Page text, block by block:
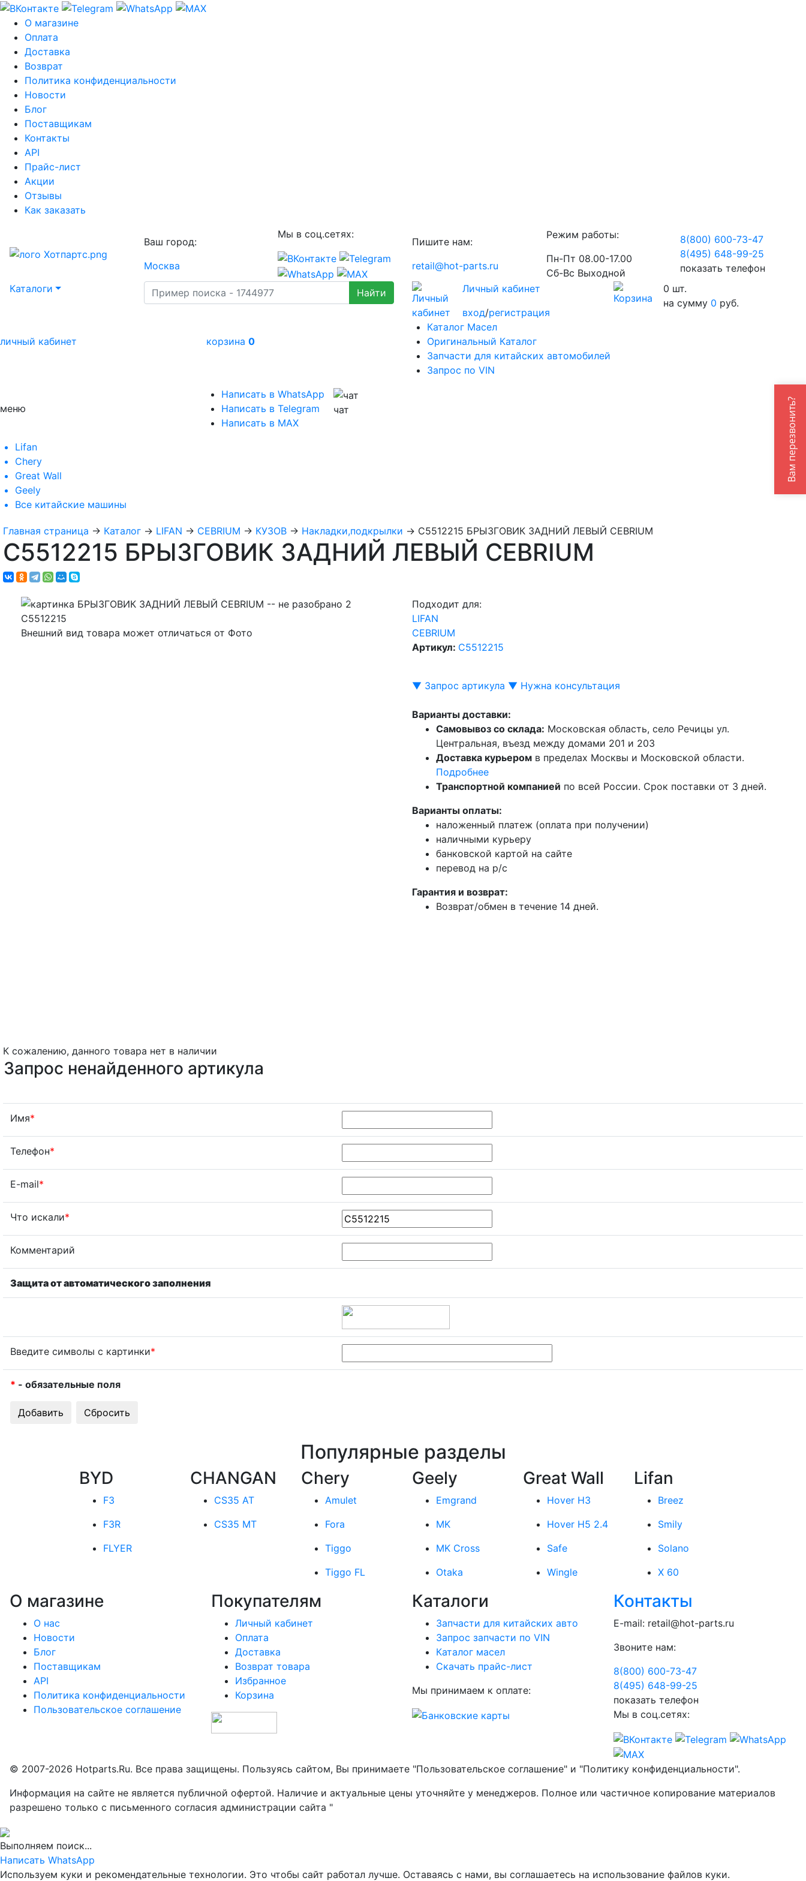
О магазине
Оплата
Доставка
Возврат
Политика конфиденциальности
Новости
Блог
Поставщикам
Контакты
API
Прайс-лист
Акции
Отзывы
Как заказать
Ваш город:
Москва
Мы в соц.сетях:
Пишите нам:
retail@hot-parts.ru
Режим работы:
Пн-Пт 08.00-17.00
Сб-Вс Выходной
8(800) 600-73-47
8(495) 648-99-25
показать телефон
Каталоги
Личный кабинет
вход/регистрация
0 шт.
на сумму 0 руб.
личный кабинет корзина 0
Каталог Масел
Оригинальный Каталог
Запчасти для китайских автомобилей
Запрос по VIN
меню
Написать в WhatsApp
Написать в Telegram
Написать в MAX
чат
Lifan
Chery
Great Wall
Geely
Все китайские машины
Главная страница → Каталог → LIFAN → CEBRIUM → КУЗОВ → Накладки,подкрылки → C5512215 БРЫЗГОВИК ЗАДНИЙ ЛЕВЫЙ CEBRIUM
C5512215 БРЫЗГОВИК ЗАДНИЙ ЛЕВЫЙ CEBRIUM
Внешний вид товара может отличаться от Фото
Подходит для:
LIFAN
CEBRIUM
Артикул: C5512215
▼ Запрос артикула ▼ Нужна консультация
Варианты доставки:
Самовывоз со склада: Московская область, село Речицы ул.
Центральная, въезд между домами 201 и 203
Доставка курьером в пределах Москвы и Московской области.
Подробнее
Транспортной компанией по всей России. Срок поставки от 3 дней.
Варианты оплаты:
наложенный платеж (оплата при получении)
наличными курьеру
банковской картой на сайте
перевод на р/с
Гарантия и возврат:
Возврат/обмен в течение 14 дней.
К сожалению, данного товара нет в наличии
Запрос ненайденного артикула
Имя*
Телефон*
E-mail*
Что искали*
Комментарий
Защита от автоматического заполнения
Введите символы с картинки*
* - обязательные поля
Популярные разделы
BYD
F3
F3R
FLYER
CHANGAN
CS35 AT
CS35 MT
Chery
Amulet
Fora
Tiggo
Tiggo FL
Geely
Emgrand
MK
MK Cross
Otaka
Great Wall
Hover H3
Hover H5 2.4
Safe
Wingle
Lifan
Breez
Smily
Solano
X 60
О магазине
О нас
Новости
Блог
Поставщикам
API
Политика конфиденциальности
Пользовательское соглашение
Покупателям
Личный кабинет
Оплата
Доставка
Возврат товара
Избранное
Корзина
Каталоги
Запчасти для китайских авто
Запрос запчасти по VIN
Каталог масел
Скачать прайс-лист
Мы принимаем к оплате:
Контакты
E-mail: retail@hot-parts.ru
Звоните нам:
8(800) 600-73-47
8(495) 648-99-25
показать телефон
Мы в соц.сетях:
© 2007-2026 Hotparts.Ru. Все права защищены. Пользуясь сайтом, Вы принимаете "Пользовательское соглашение" и "Политику конфиденциальности".
Информация на сайте не является публичной офертой. Наличие и актуальные цены уточняйте у менеджеров. Полное или частичное копирование материалов
разрешено только с письменного согласия администрации сайта "
Выполняем поиск...
Написать WhatsApp
Используем куки и рекомендательные технологии. Это чтобы сайт работал лучше. Оставаясь с нами, вы соглашаетесь на использование файлов куки.
Вам перезвонить?